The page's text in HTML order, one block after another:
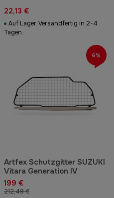
22,13 €
Auf Lager. Versandfertig in 2-4
Tagen.
Artfex Schutzgitter SUZUKI
Vitara Generation IV
199 €
212,49 €
6%